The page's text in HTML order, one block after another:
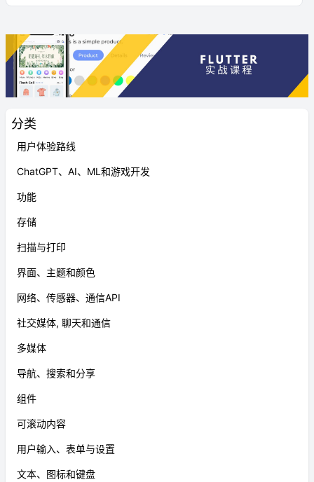
分类
用户体验路线
ChatGPT、AI、ML和游戏开发
功能
存储
扫描与打印
界面、主题和颜色
网络、传感器、通信API
社交媒体, 聊天和通信
多媒体
导航、搜索和分享
组件
可滚动内容
用户输入、表单与设置
文本、图标和键盘